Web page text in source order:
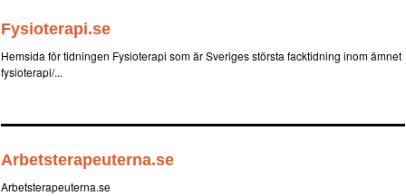
Fysioterapi.se
Hemsida för tidningen Fysioterapi som är Sveriges största facktidning inom ämnet
fysioterapi/...
Arbetsterapeuterna.se
Arbetsterapeuterna.se